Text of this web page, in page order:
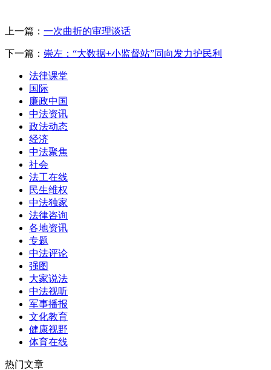
上一篇： 一次曲折的审理谈话
下一篇： 崇左：“大数据+小监督站”同向发力护民利
法律课堂
国际
廉政中国
中法资讯
政法动态
经济
中法聚焦
社会
法工在线
民生维权
中法独家
法律咨询
各地资讯
专题
中法评论
强图
大家说法
中法视听
军事播报
文化教育
健康视野
体育在线
热门文章